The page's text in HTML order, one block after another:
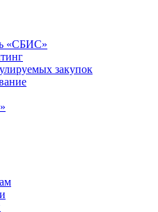
«СБИС»
закупок